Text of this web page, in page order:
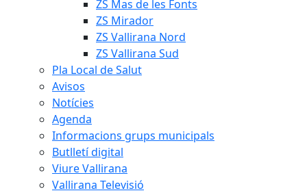
ZS Mas de les Fonts
ZS Mirador
ZS Vallirana Nord
ZS Vallirana Sud
Pla Local de Salut
Avisos
Notícies
Agenda
Informacions grups municipals
Butlletí digital
Viure Vallirana
Vallirana Televisió